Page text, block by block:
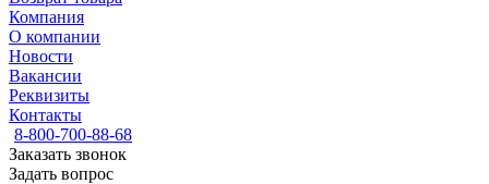
Компания
О компании
Новости
Вакансии
Реквизиты
Контакты
8-800-700-88-68
Заказать звонок
Задать вопрос